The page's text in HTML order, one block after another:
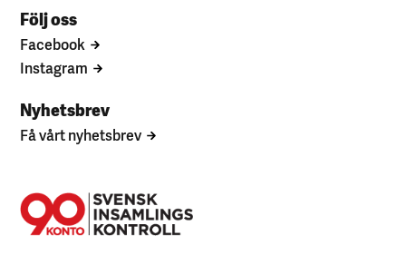
Följ oss
Facebook
Instagram
Nyhetsbrev
Få vårt nyhetsbrev